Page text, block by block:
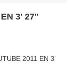
3' 27''